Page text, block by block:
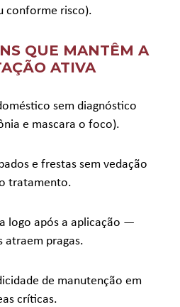
conforme risco).
QUE MANTÊM A
ATIVA
sem diagnóstico
e mascara o foco).
e frestas sem vedação
tratamento.
logo após a aplicação —
atraem pragas.
de manutenção em
críticas.